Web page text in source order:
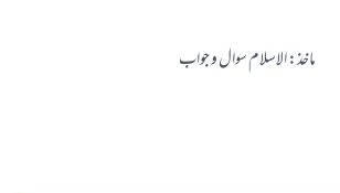
ماخذ:الاسلام سوال و جواب